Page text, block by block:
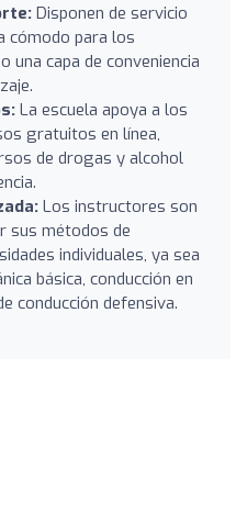
Disponen de servicio
cómodo para los
una capa de conveniencia
La escuela apoya a los
gratuitos en línea,
de drogas y alcohol
Los instructores son
sus métodos de
individuales, ya sea
básica, conducción en
conducción defensiva.